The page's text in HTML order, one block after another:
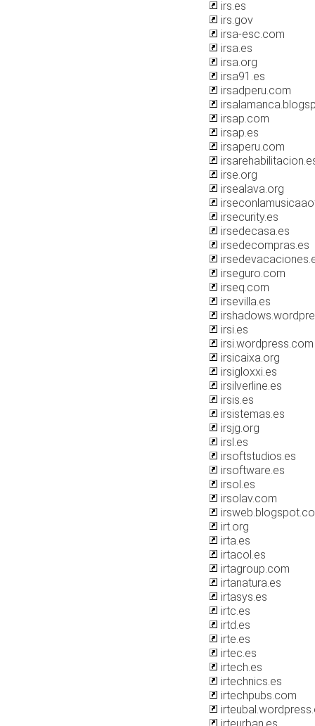
irs.es
irs.gov
irsa-esc.com
irsa.es
irsa.org
irsa91.es
irsadperu.com
irsap.com
irsap.es
irsaperu.com
irse.org
irsealava.org
irsecurity.es
irsedecasa.es
irsedecompras.es
irseguro.com
irseq.com
irsevilla.es
irsi.es
irsi.wordpress.com
irsicaixa.org
irsigloxxi.es
irsilverline.es
irsis.es
irsistemas.es
irsjg.org
irsl.es
irsoftstudios.es
irsoftware.es
irsol.es
irsolav.com
irt.org
irta.es
irtacol.es
irtagroup.com
irtanatura.es
irtasys.es
irtc.es
irtd.es
irte.es
irtec.es
irtech.es
irtechnics.es
irtechpubs.com